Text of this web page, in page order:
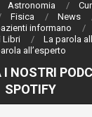
Astronomia
Fisica News
informano
Libri La parola
all’esperto
I NOSTRI
SPOTIFY